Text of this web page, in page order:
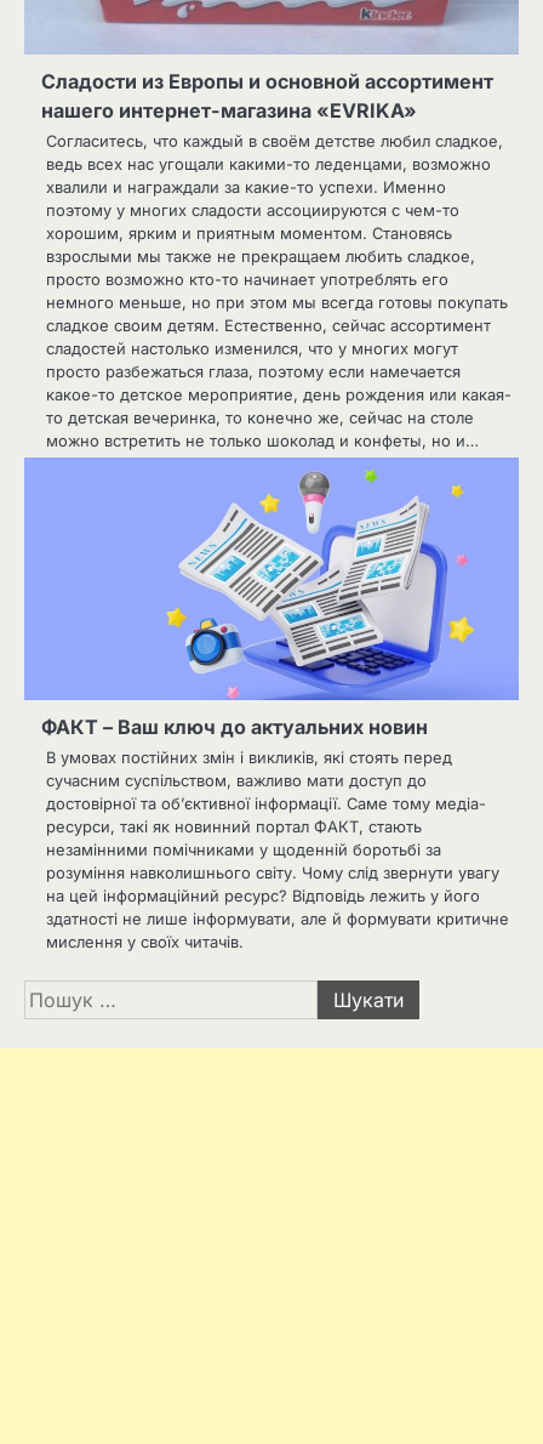
Сладости из Европы и основной ассортимент
нашего интернет-магазина «EVRIKA»
Согласитесь, что каждый в своём детстве любил сладкое,
ведь всех нас угощали какими-то леденцами, возможно
хвалили и награждали за какие-то успехи. Именно
поэтому у многих сладости ассоциируются с чем-то
хорошим, ярким и приятным моментом. Становясь
взрослыми мы также не прекращаем любить сладкое,
просто возможно кто-то начинает употреблять его
немного меньше, но при этом мы всегда готовы покупать
сладкое своим детям. Естественно, сейчас ассортимент
сладостей настолько изменился, что у многих могут
просто разбежаться глаза, поэтому если намечается
какое-то детское мероприятие, день рождения или какая-
то детская вечеринка, то конечно же, сейчас на столе
можно встретить не только шоколад и конфеты, но и…
ФАКТ – Ваш ключ до актуальних новин
В умовах постійних змін і викликів, які стоять перед
сучасним суспільством, важливо мати доступ до
достовірної та об’єктивної інформації. Саме тому медіа-
ресурси, такі як новинний портал ФАКТ, стають
незамінними помічниками у щоденній боротьбі за
розуміння навколишнього світу. Чому слід звернути увагу
на цей інформаційний ресурс? Відповідь лежить у його
здатності не лише інформувати, але й формувати критичне
мислення у своїх читачів.
Пошук: